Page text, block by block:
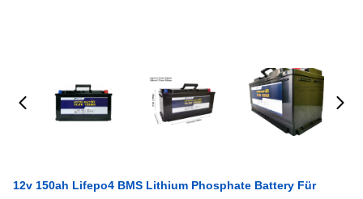
12v 150ah Lifepo4 BMS Lithium Phosphate Battery Für